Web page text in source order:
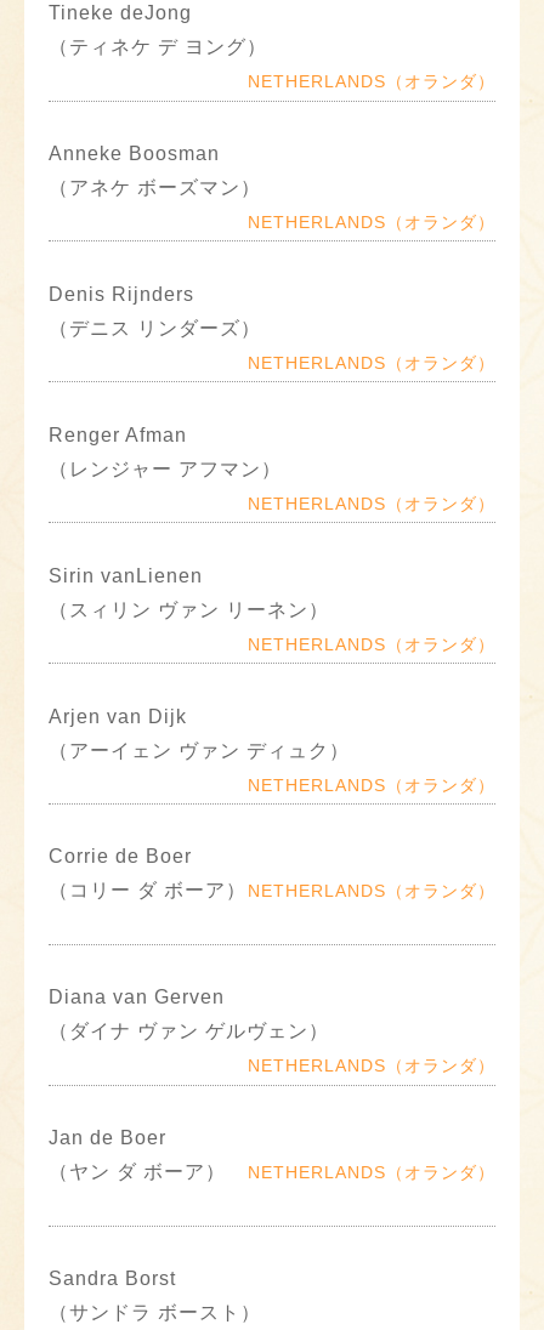
Tineke deJong
（ティネケ デ ヨング）
NETHERLANDS（オランダ）
Anneke Boosman
（アネケ ボーズマン）
NETHERLANDS（オランダ）
Denis Rijnders
（デニス リンダーズ）
NETHERLANDS（オランダ）
Renger Afman
（レンジャー アフマン）
NETHERLANDS（オランダ）
Sirin vanLienen
（スィリン ヴァン リーネン）
NETHERLANDS（オランダ）
Arjen van Dijk
（アーイェン ヴァン ディュク）
NETHERLANDS（オランダ）
Corrie de Boer
（コリー ダ ボーア）
NETHERLANDS（オランダ）
Diana van Gerven
（ダイナ ヴァン ゲルヴェン）
NETHERLANDS（オランダ）
Jan de Boer
（ヤン ダ ボーア）
NETHERLANDS（オランダ）
Sandra Borst
（サンドラ ボースト）